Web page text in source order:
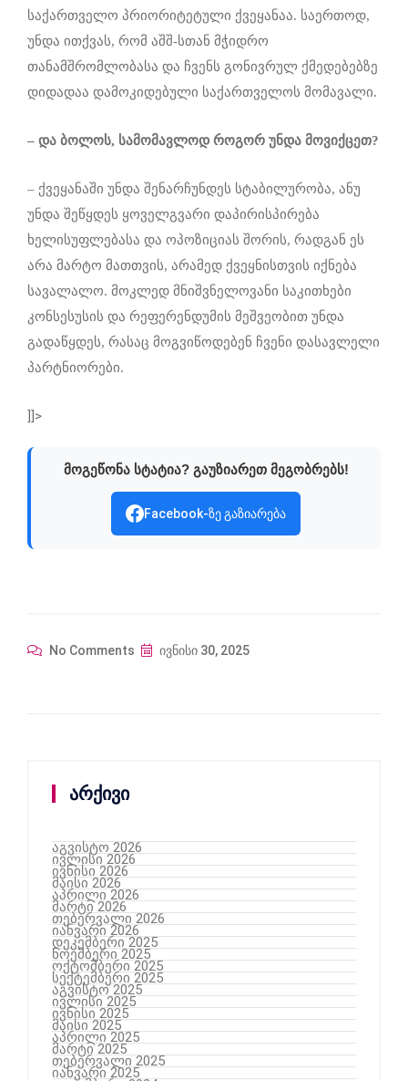
საქართველო პრიორიტეტული ქვეყანაა. საერთოდ,
უნდა ითქვას, რომ აშშ-სთან მჭიდრო
თანამშრომლობასა და ჩვენს გონივრულ ქმედებებზე
დიდადაა დამოკიდებული საქართველოს მომავალი.
– და ბოლოს, სამომავლოდ როგორ უნდა მოვიქცეთ?
– ქვეყანაში უნდა შენარჩუნდეს სტაბილურობა, ანუ
უნდა შეწყდეს ყოველგვარი დაპირისპირება
ხელისუფლებასა და ოპოზიციას შორის, რადგან ეს
არა მარტო მათთვის, არამედ ქვეყნისთვის იქნება
სავალალო. მოკლედ მნიშვნელოვანი საკითხები
კონსესუსის და რეფერენდუმის მეშვეობით უნდა
გადაწყდეს, რასაც მოგვიწოდებენ ჩვენი დასავლელი
პარტნიორები.
]]>
მოგეწონა სტატია? გაუზიარეთ მეგობრებს!
Facebook-ზე გაზიარება
No Comments ივნისი 30, 2025
არქივი
აგვისტო 2026
ივლისი 2026
ივნისი 2026
მაისი 2026
აპრილი 2026
მარტი 2026
თებერვალი 2026
იანვარი 2026
დეკემბერი 2025
ნოემბერი 2025
ოქტომბერი 2025
სექტემბერი 2025
აგვისტო 2025
ივლისი 2025
ივნისი 2025
მაისი 2025
აპრილი 2025
მარტი 2025
თებერვალი 2025
იანვარი 2025